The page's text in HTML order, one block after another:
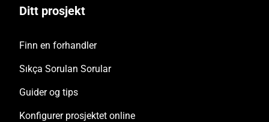
Ditt prosjekt
Finn en forhandler
Sıkça Sorulan Sorular
Guider og tips
Konfigurer prosjektet online